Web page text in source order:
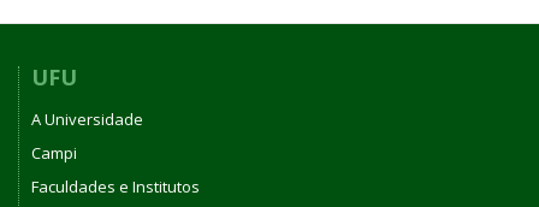
UFU
A Universidade
Campi
Faculdades e Institutos